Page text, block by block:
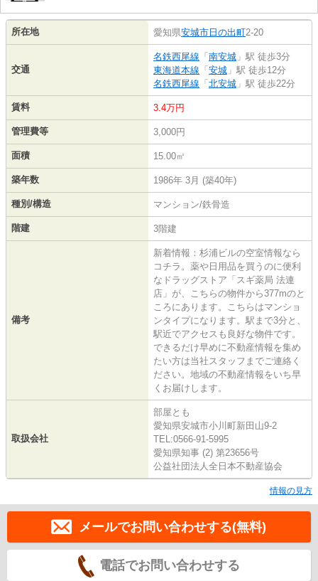
所在地 愛知県安城市 日の出町2-20
交通
名鉄西尾線 「 南安城 」駅 徒歩3分
東海道本線 「 安城 」駅 徒歩12分
名鉄西尾線 「 北安城 」駅 徒歩22分
賃料 3.4万円
管理費等 3,000円
面積 15.00㎡
築年数 1986年 3月 (築40年)
種別/構造 マンション/鉄骨造
階建 3階建
備考
新着情報：杉浦ビルの空室情報なら
コチラ。薬や日用品を買うのに便利
なドラッグストア「スギ薬局 法連
店」が、こちらの物件から377mのと
ころにあります。こちらはマンショ
ンタイプになります。駅まで3分と、
駅近でアクセスも良好な物件です。
できるだけ早めに不動産情報を集め
たい方は当社スタッフまでご連絡く
ださい。地域の不動産情報をいち早
くお届けします。
取扱会社
部屋とも
愛知県安城市小川町新田山9-2
TEL:0566-91-5995
愛知県知事 (2) 第23656号
公益社団法人全日本不動産協会
情報の見方
メールでお問い合わせする(無料)
電話でお問い合わせする